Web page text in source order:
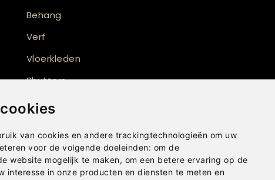
van cookies en andere trackingtechnologieën om uw
voor de volgende doeleinden: om de
website mogelijk te maken, om een betere ervaring op de
interesse in onze producten en diensten te meten en
Behang
Verf
Vloerkleden
Shutters